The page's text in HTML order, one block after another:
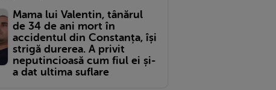
Mama lui Valentin, tânărul
de 34 de ani mort în
accidentul din Constanța, își
strigă durerea. A privit
neputincioasă cum fiul ei și-
a dat ultima suflare